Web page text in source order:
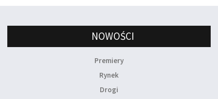
NOWOŚCI
Premiery
Rynek
Drogi